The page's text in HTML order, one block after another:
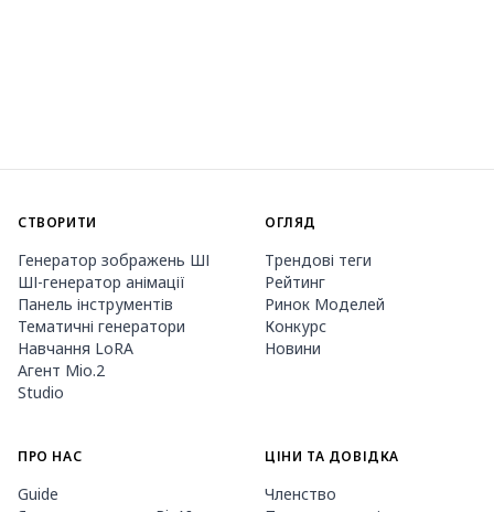
СТВОРИТИ
Генератор зображень ШІ
ШІ-генератор анімації
Панель інструментів
Тематичні генератори
Навчання LoRA
Агент Mio.2
Studio
ОГЛЯД
Трендові теги
Рейтинг
Ринок Моделей
Конкурс
Новини
ПРО НАС
Guide
ЦІНИ ТА ДОВІДКА
Членство